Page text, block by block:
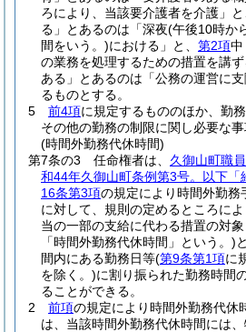
ろにより、当該要介護者を介護」と
る」とあるのは「深夜(午後10時か
間をいう。)における」と、 第2項中
の業務を処理するための措置を講
ある」とあるのは「公務の運営に
るものとする。
5
前4項に規定するもののほか、勤
その他の勤務の制限に関し必要な事
(時間外勤務代休時間)
第7条の3
任命権者は、 久御山町職
和44年久御山町条例第3号。以下「
16条第3項の規定により時間外勤務
に対して、規則の定めるところに
当の一部の支給に代わる措置の対
「時間外勤務代休時間」という。)
間内にある勤務日等(第9条第1項に
を除く。)に割り振られた勤務時間
ることができる。
2
前項の規定により時間外勤務代休
は、当該時間外勤務代休時間には